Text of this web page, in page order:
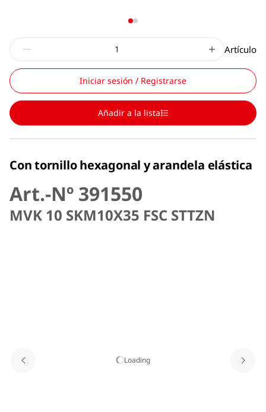
Artículo
Iniciar sesión / Registrarse
Añadir a la lista
Con tornillo hexagonal y arandela elástica
Art.-Nº 391550
MVK 10 SKM10X35 FSC STTZN
Loading